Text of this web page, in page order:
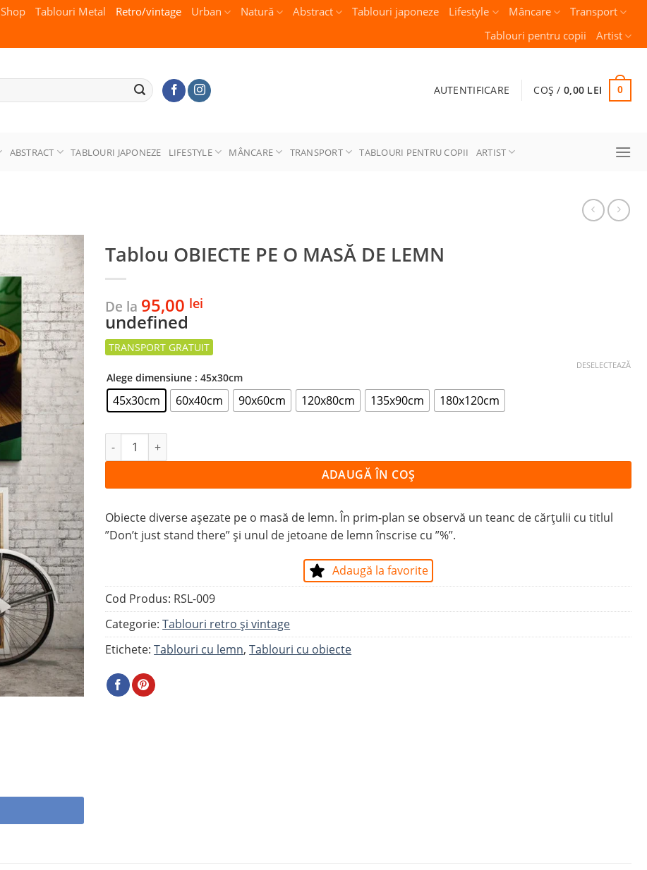
Shop Tablouri Metal Retro/vintage Urban Natură Abstract Tablouri japoneze Lifestyle Mâncare
Transport
Tablouri pentru copii
Artist
AUTENTIFICARE COȘ / 0,00 LEI 0
ABSTRACT TABLOURI JAPONEZE LIFESTYLE MÂNCARE TRANSPORT TABLOURI PENTRU COPII ARTIST
Adaugă
la
favorite
Tablou OBIECTE PE O MASĂ DE LEMN
De la 95,00 lei
undefined
Alege dimensiune : 45x30cm
45x30cm 60x40cm 90x60cm 120x80cm 135x90cm 180x120cm
DESELECTEAZĂ
Cantitate Tablou OBIECTE PE O MASĂ DE LEMN
ADAUGĂ ÎN COȘ
Obiecte diverse așezate pe o masă de lemn. În prim-plan se observă un teanc de cărțulii cu titlul
”Don’t just stand there” și unul de jetoane de lemn înscrise cu ”%”.
Adaugă la favorite
Cod Produs: RSL-009
Categorie:Tablouri retro și vintage
Etichete:Tablouri cu lemn,Tablouri cu obiecte